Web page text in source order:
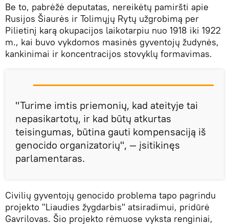
Be to, pabrėžė deputatas, nereikėtų pamiršti apie
Rusijos Šiaurės ir Tolimųjų Rytų užgrobimą per
Pilietinį karą okupacijos laikotarpiu nuo 1918 iki 1922
m., kai buvo vykdomos masinės gyventojų žudynės,
kankinimai ir koncentracijos stovyklų formavimas.
"Turime imtis priemonių, kad ateityje tai
nepasikartotų, ir kad būtų atkurtas
teisingumas, būtina gauti kompensaciją iš
genocido organizatorių", — įsitikinęs
parlamentaras.
Civilių gyventojų genocido problema tapo pagrindu
projekto "Liaudies žygdarbis" atsiradimui, pridūrė
Gavrilovas. Šio projekto rėmuose vyksta renginiai,